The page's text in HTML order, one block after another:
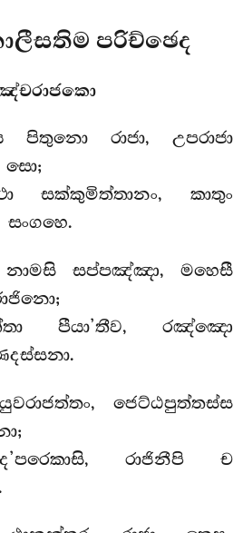
පරිච්ඡෙද
පිතුනො රාජා, උපරාජා
සො;
සක්කුමිත්තානං, කාතුං
නාමසි සප්පඤ්ඤා, මහෙසී
පීයා’තීව, රඤ්ඤො
ජෙට්ඨපුත්තස්ස
රාජිනීපි ච